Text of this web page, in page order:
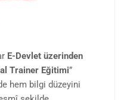
E-Devlet üzerinden
Trainer Eğitimi”
hem bilgi düzeyini